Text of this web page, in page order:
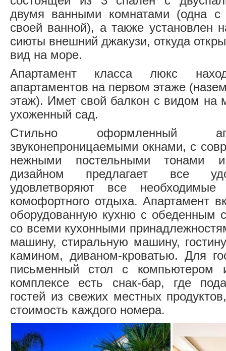
двумя ванными комнатами (одна
своей ванной), а также установлен
сиюты внешний джакузи, откуда
вид на море.
Апартамент класса люкс
апартаментов на первом этаже
этаж). Имет свой балкон с видом на
ухоженный сад.
Стильно оформленный
звуконепроницаемыми окнами, с
нежными постельными тонами и
дизайном предлагает все
удовлетворяют все необходимые
комофортного отдыха. Апартамент
оборудованную кухню с обеденным
со всеми кухонными
машину, стиральную машину,
камином, диваном-кроватью. Для
письменный стол с компьютером
комплексе есть снак-бар, где
гостей из свежих местных
стоимость каждого номера.